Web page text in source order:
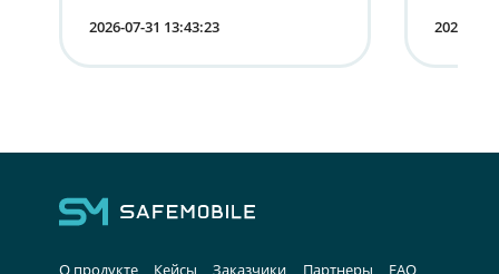
2026-07-31 13:43:23
лица
2026-07-
О продукте Кейсы Заказчики Партнеры FAQ